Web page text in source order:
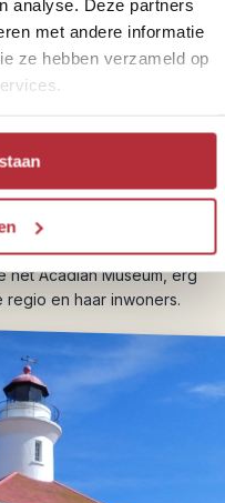
analyse. Deze partners
met andere informatie
ze hebben verzameld op
in de haven van Percé
rijden naar het kuststadje
17e eeuw de Acadiërs;
Zelfs vandaag de dag
kleuren. Ontspan
een kajak op een van de
rivier.
van de stad. Je
1906 en was de
en Amerikaanse
het Acadian Museum, erg
en haar inwoners.